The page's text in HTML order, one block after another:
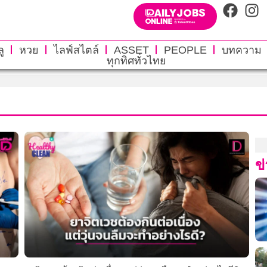
หวย ไลฟ์สไตล์ ASSET PEOPLE
บทความ
ทุกทิศทั่วไทย
ข่